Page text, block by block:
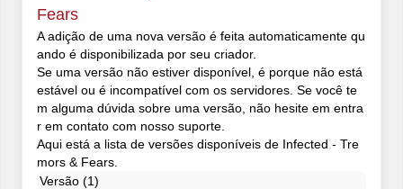
Fears
A adição de uma nova versão é feita automaticamente qu
ando é disponibilizada por seu criador.
Se uma versão não estiver disponível, é porque não está
estável ou é incompatível com os servidores. Se você te
m alguma dúvida sobre uma versão, não hesite em entra
r em contato com nosso suporte.
Aqui está a lista de versões disponíveis de Infected - Tre
mors & Fears.
Versão (1)